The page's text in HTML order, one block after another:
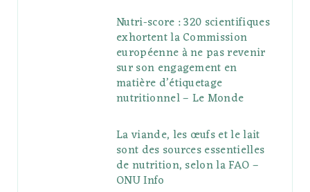
Nutri-score : 320 scientifiques
exhortent la Commission
européenne à ne pas revenir
sur son engagement en
matière d’étiquetage
nutritionnel – Le Monde
La viande, les œufs et le lait
sont des sources essentielles
de nutrition, selon la FAO –
ONU Info